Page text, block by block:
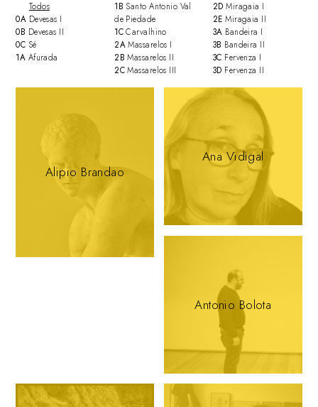
Todos
0A Devesas I
0B Devesas II
0C Sé
1A Afurada
1B Santo Antonio Val
de Piedade
1CCarvalhino
2AMassarelos I
2B Massarelos II
2CMassarelos III
2D Miragaia I
2E Miragaia II
3A Bandeira I
3B Bandeira II
3C Fervenza I
3D Fervenza II
Alipio Brandao
Ana Vidigal
Antonio Bolota